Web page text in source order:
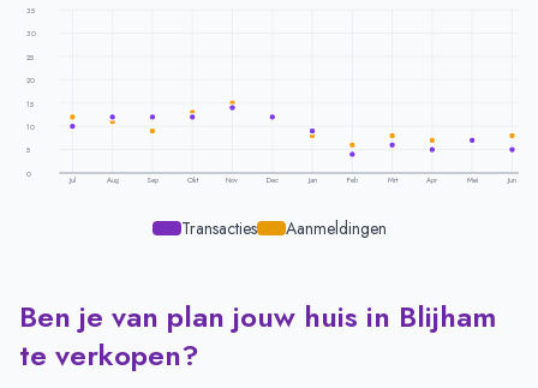
35
30
25
20
15
10
5
0
Jul Aug Sep Okt Nov Dec Jan Feb Mrt Apr Mei Jun
Transacties Aanmeldingen
Transacties en aanmeldingen per maand - Blijham
Maand
Transacties
Juli
10
Ben je van plan jouw huis in Blijham
te verkopen?